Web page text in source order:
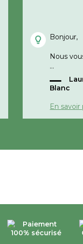
Bonjour,
Nous
Blanc
En savoir